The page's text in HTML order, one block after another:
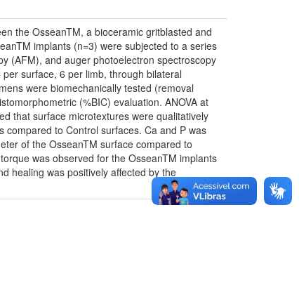
the OsseanTM, a bioceramic gritblasted and
implants (n=3) were subjected to a series
(AFM), and auger photoelectron spectroscopy
surface, 6 per limb, through bilateral
were biomechanically tested (removal
(%BIC) evaluation. ANOVA at
that surface microtextures were qualitatively
to Control surfaces. Ca and P was
of the OsseanTM surface compared to
was observed for the OsseanTM implants
healing was positively affected by the